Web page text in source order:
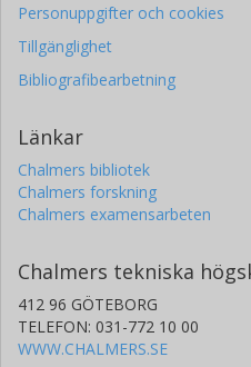
Personuppgifter och cookies
Tillgänglighet
Bibliografibearbetning
Länkar
Chalmers bibliotek
Chalmers forskning
Chalmers examensarbeten
Chalmers tekniska
412 96 GÖTEBORG
TELEFON: 031-772 10 00
WWW.CHALMERS.SE